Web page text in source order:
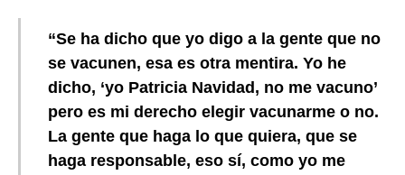
“Se ha dicho que yo digo a la gente que no
se vacunen, esa es otra mentira. Yo he
dicho, ‘yo Patricia Navidad, no me vacuno’
pero es mi derecho elegir vacunarme o no.
La gente que haga lo que quiera, que se
haga responsable, eso sí, como yo me